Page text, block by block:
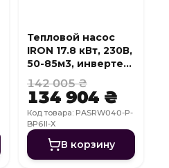
Тепловой насос
IRON 17.8 кВт, 230В,
50-85м3, инвертер,
с охлаждением,
WI-FI
142 005 ₴
134 904 ₴
Код товара: PASRW040-P-
BP6II-X
В корзину